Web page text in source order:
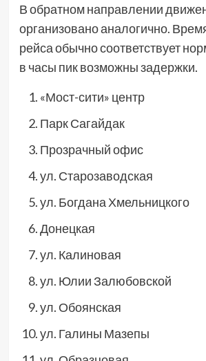
В обратном направлении
организовано аналогично.
рейса обычно соответствует
в часы пик возможны задержки.
«Мост-сити» центр
Парк Сагайдак
Прозрачный офис
ул. Старозаводская
ул. Богдана Хмельницкого
Донецкая
ул. Калиновая
ул. Юлии Залюбовской
ул. Обоянская
ул. Галины Мазепы